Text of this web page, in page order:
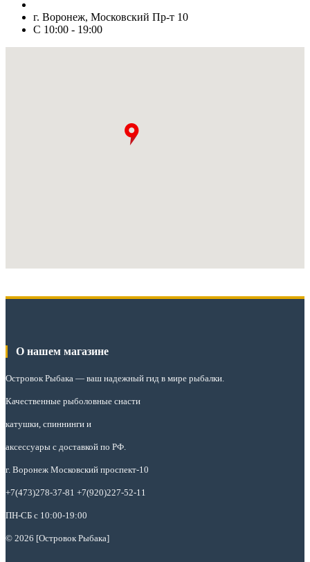
г. Воронеж, Московский Пр-т 10
С 10:00 - 19:00
О нашем магазине
Островок Рыбака — ваш надежный гид в мире рыбалки.
Качественные рыболовные снасти
катушки, спиннинги и
аксессуары с доставкой по РФ.
г. Воронеж Московский проспект-10
+7(473)278-37-81 +7(920)227-52-11
ПН-СБ с 10:00-19:00
© 2026 [Островок Рыбака]